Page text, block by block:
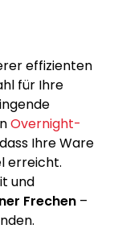
effizienten
für Ihre
Overnight-
Ihre Ware
erreicht.
und
Frechen –